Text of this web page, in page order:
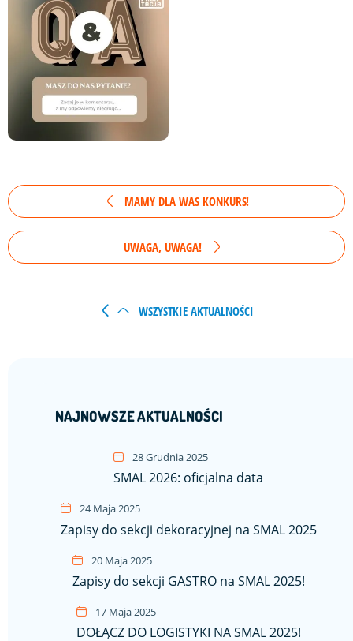
MAMY DLA WAS KONKURS!
UWAGA, UWAGA!
WSZYSTKIE AKTUALNOŚCI
NAJNOWSZE AKTUALNOŚCI
28 Grudnia 2025
SMAL 2026: oficjalna data
24 Maja 2025
Zapisy do sekcji dekoracyjnej na SMAL 2025
20 Maja 2025
Zapisy do sekcji GASTRO na SMAL 2025!
17 Maja 2025
DOŁĄCZ DO LOGISTYKI NA SMAL 2025!